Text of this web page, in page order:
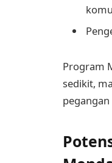
Program
sedikit,